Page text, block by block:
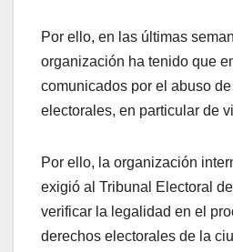
Por ello, en las últimas
organización ha tenido que
comunicados por el abuso
electorales, en particular de
Por ello, la organización
exigió al Tribunal Electoral
verificar la legalidad en el
derechos electorales de la